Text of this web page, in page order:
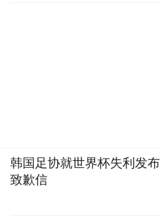
韩国足协就世界杯失利发布
致歉信